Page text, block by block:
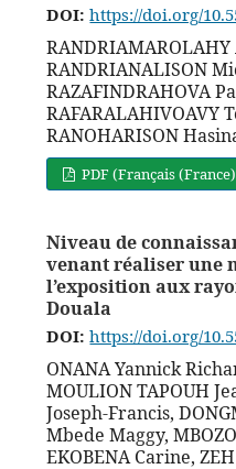
DOI: https://doi.org/
RANDRIANALISON
RAZAFINDRAHOVA
RAFARALAHIVOAVY
RANOHARISON
PDF (Français
Niveau de
venant réaliser une
l’exposition aux
Douala
DOI: https://doi.org/
ONANA Yannick
MOULION TAPOUH
Joseph-Francis,
Mbede Maggy,
EKOBENA Carine,